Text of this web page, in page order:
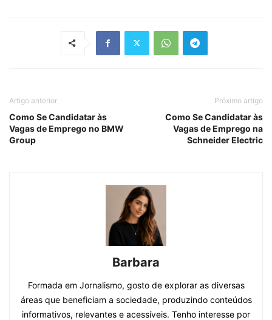
Artigo anterior
Como Se Candidatar às
Vagas de Emprego no BMW
Group
Próximo artigo
Como Se Candidatar às
Vagas de Emprego na
Schneider Electric
Barbara
Formada em Jornalismo, gosto de explorar as diversas
áreas que beneficiam a sociedade, produzindo conteúdos
informativos, relevantes e acessíveis. Tenho interesse por